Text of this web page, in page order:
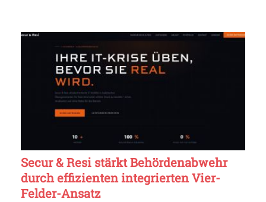
Secur & Resi stärkt Behördenabwehr
durch effizienten integrierten Vier-
Felder-Ansatz